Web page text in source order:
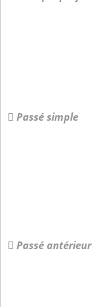
Passé simple
Passé antérieur